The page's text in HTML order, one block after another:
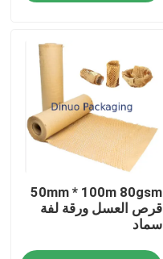
50mm * 100m 80gsm
قرص العسل ورقة لفة
سماد